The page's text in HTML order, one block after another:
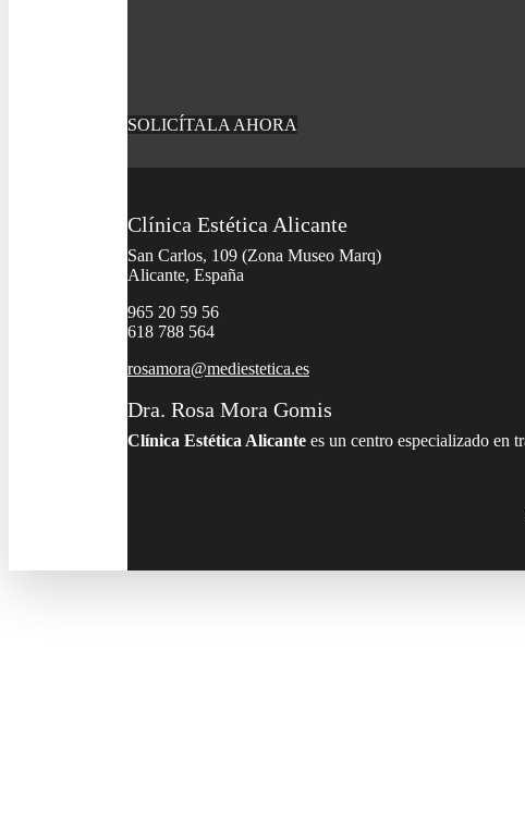
SOLICÍTALA AHORA
Clínica Estética Alicante
San Carlos, 109 (Zona Museo Marq)
Alicante, España
965 20 59 56
618 788 564
rosamora@mediestetica.es
Dra. Rosa Mora Gomis
Clínica Estética Alicante es un centro especializado en